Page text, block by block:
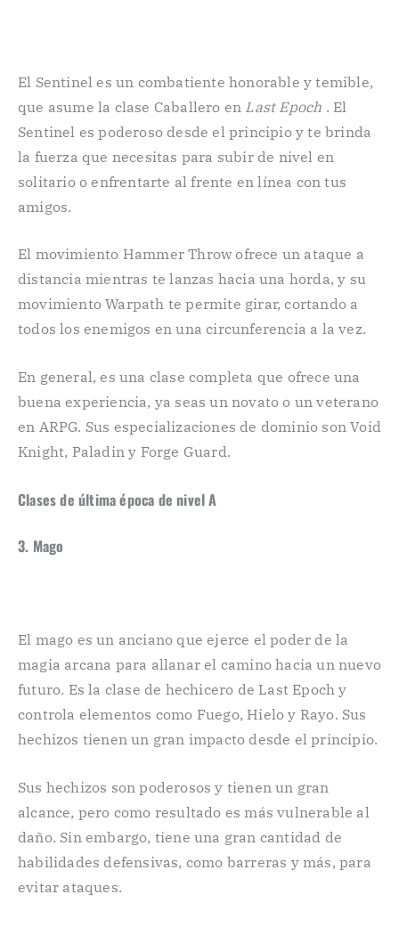
El Sentinel es un combatiente honorable y temible,
que asume la clase Caballero en Last Epoch . El
Sentinel es poderoso desde el principio y te brinda
la fuerza que necesitas para subir de nivel en
solitario o enfrentarte al frente en línea con tus
amigos.
El movimiento Hammer Throw ofrece un ataque a
distancia mientras te lanzas hacia una horda, y su
movimiento Warpath te permite girar, cortando a
todos los enemigos en una circunferencia a la vez.
En general, es una clase completa que ofrece una
buena experiencia, ya seas un novato o un veterano
en ARPG. Sus especializaciones de dominio son Void
Knight, Paladin y Forge Guard.
Clases de última época de nivel A
3. Mago
El mago es un anciano que ejerce el poder de la
magia arcana para allanar el camino hacia un nuevo
futuro. Es la clase de hechicero de Last Epoch y
controla elementos como Fuego, Hielo y Rayo. Sus
hechizos tienen un gran impacto desde el principio.
Sus hechizos son poderosos y tienen un gran
alcance, pero como resultado es más vulnerable al
daño. Sin embargo, tiene una gran cantidad de
habilidades defensivas, como barreras y más, para
evitar ataques.